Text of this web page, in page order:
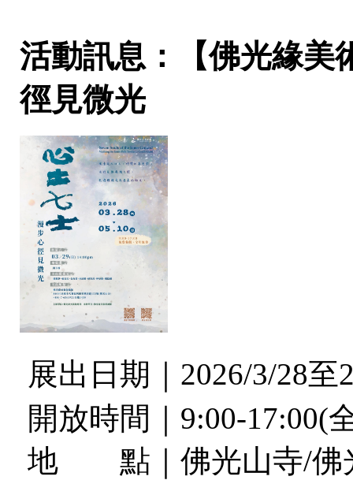
活動訊息：【佛光緣美
徑見微光
展出日期｜2026/3/28至
開放時間｜9:00-17:00(
地 點｜佛光山寺/佛